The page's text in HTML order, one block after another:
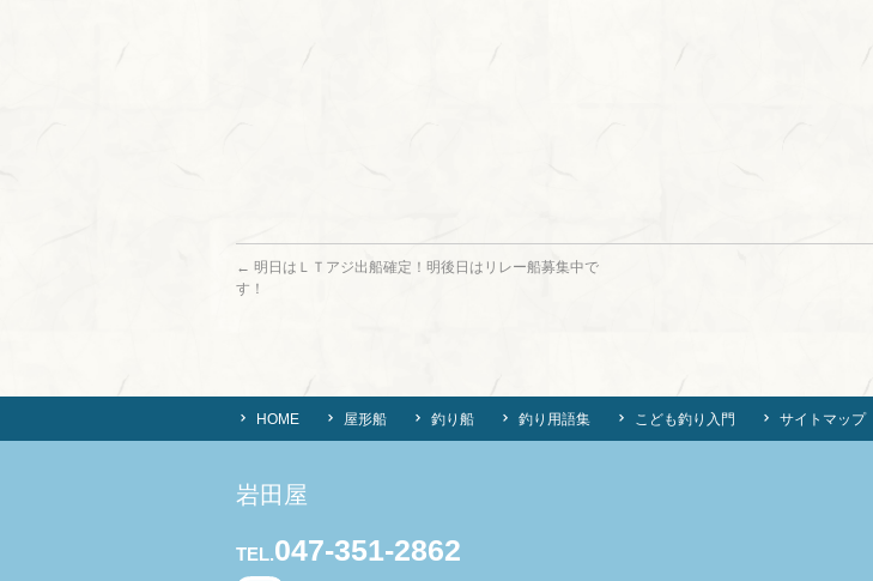
← 明日はＬＴアジ出船確定！明後日はリレー船募集中で
す！
HOME 屋形船 釣り船 釣り用語集 こども釣り入門 サイトマップ
岩田屋
TEL.047-351-2862